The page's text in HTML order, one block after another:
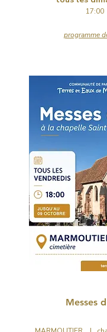
17:00
programme
Messes